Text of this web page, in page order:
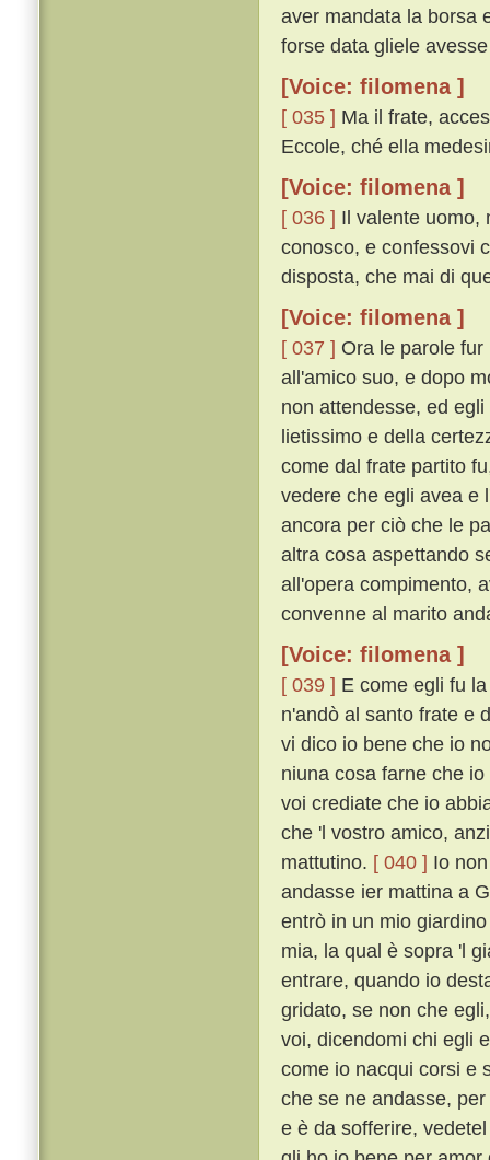
aver mandata la borsa
forse data gliele
[Voice: filomena ]
[ 035 ] Ma il frate,
Eccole, ché ella
[Voice: filomena ]
[ 036 ] Il valente uomo,
conosco, e confessovi
disposta, che mai di
[Voice: filomena ]
[ 037 ] Ora le parole
all'amico suo, e dopo
non attendesse, ed
lietissimo e della
come dal frate partito
vedere che egli avea e
ancora per ciò che le
altra cosa aspettando
all'opera compimento,
convenne al marito
[Voice: filomena ]
[ 039 ] E come egli fu
n'andò al santo frate e
vi dico io bene che io
niuna cosa farne che
voi crediate che io
che 'l vostro amico,
mattutino. [ 040 ] Io
andasse ier mattina a
entrò in un mio
mia, la qual è sopra 'l
entrare, quando io
gridato, se non che
voi, dicendomi chi egli
come io nacqui corsi e
che se ne andasse,
e è da sofferire,